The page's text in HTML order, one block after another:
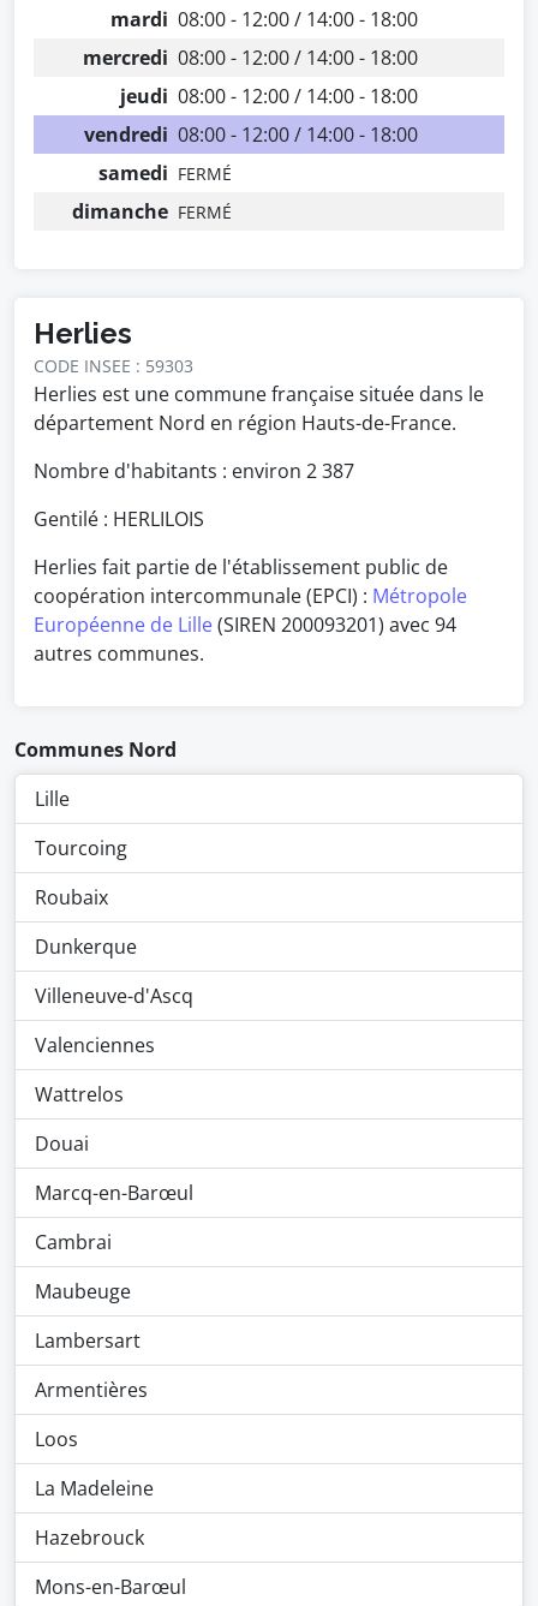
mardi 08:00 - 12:00 / 14:00 - 18:00
mercredi 08:00 - 12:00 / 14:00 - 18:00
jeudi 08:00 - 12:00 / 14:00 - 18:00
vendredi 08:00 - 12:00 / 14:00 - 18:00
samedi FERMÉ
dimanche FERMÉ
Herlies
CODE INSEE : 59303
Herlies est une commune française située dans le
département Nord en région Hauts-de-France.
Nombre d'habitants : environ 2 387
Gentilé : HERLILOIS
Herlies fait partie de l'établissement public de
coopération intercommunale (EPCI) : Métropole
Européenne de Lille(SIREN 200093201) avec 94
autres communes.
Communes Nord
Lille
Tourcoing
Roubaix
Dunkerque
Villeneuve-d'Ascq
Valenciennes
Wattrelos
Douai
Marcq-en-Barœul
Cambrai
Maubeuge
Lambersart
Armentières
Loos
La Madeleine
Hazebrouck
Mons-en-Barœul